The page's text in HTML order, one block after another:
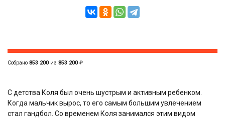
Собрано 853 200из 853 200₽
С детства Коля был очень шустрым и активным ребенком.
Когда мальчик вырос, то его самым большим увлечением
стал гандбол. Со временем Коля занимался этим видом